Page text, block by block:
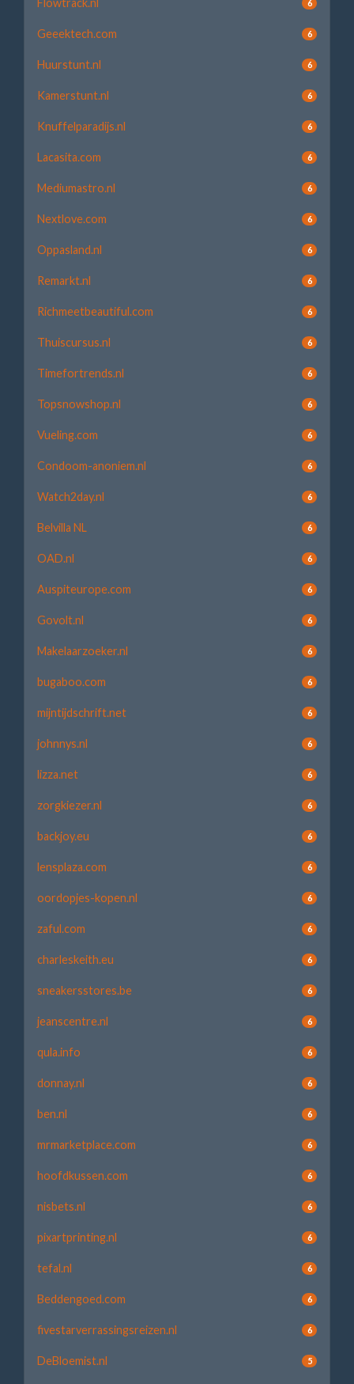
Flowtrack.nl 6
Geeektech.com 6
Huurstunt.nl 6
Kamerstunt.nl 6
Knuffelparadijs.nl 6
Lacasita.com 6
Mediumastro.nl 6
Nextlove.com 6
Oppasland.nl 6
Remarkt.nl 6
Richmeetbeautiful.com 6
Thuiscursus.nl 6
Timefortrends.nl 6
Topsnowshop.nl 6
Vueling.com 6
Condoom-anoniem.nl 6
Watch2day.nl 6
Belvilla NL 6
OAD.nl 6
Auspiteurope.com 6
Govolt.nl 6
Makelaarzoeker.nl 6
bugaboo.com 6
mijntijdschrift.net 6
johnnys.nl 6
lizza.net 6
zorgkiezer.nl 6
backjoy.eu 6
lensplaza.com 6
oordopjes-kopen.nl 6
zaful.com 6
charleskeith.eu 6
sneakersstores.be 6
jeanscentre.nl 6
qula.info 6
donnay.nl 6
ben.nl 6
mrmarketplace.com 6
hoofdkussen.com 6
nisbets.nl 6
pixartprinting.nl 6
tefal.nl 6
Beddengoed.com 6
fivestarverrassingsreizen.nl 6
DeBloemist.nl 5